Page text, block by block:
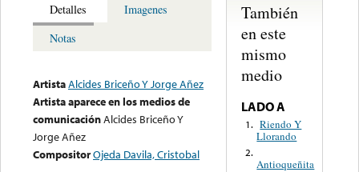
Detalles
Imagenes
Notas
ArtistaAlcides Briceño Y Jorge Añez
Artista aparece en los medios de
comunicaciónAlcides Briceño Y
Jorge Añez
CompositorOjeda Davila, Cristobal
También
en este
mismo
medio
LADO A
1. Riendo Y
Llorando
2.
Antioqueñita